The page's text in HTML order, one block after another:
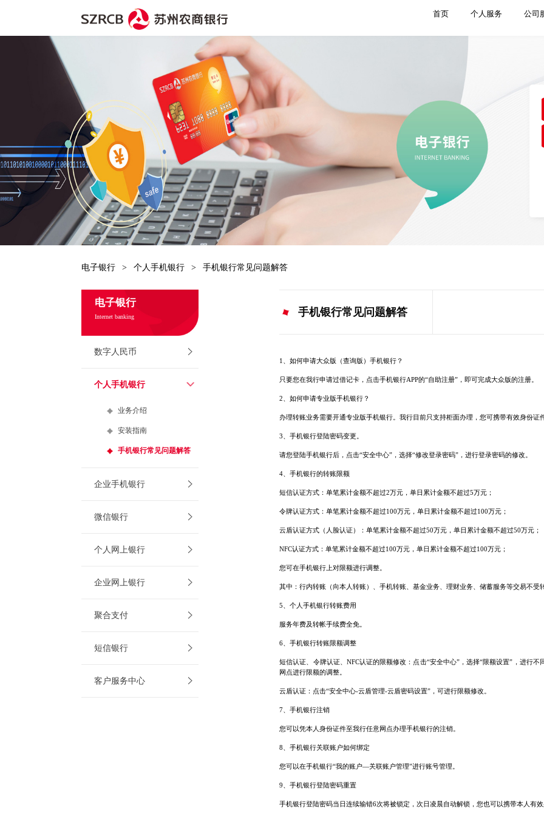
首页 个人服务 公司
电子银行 > 个人手机银行 > 手机银行常见问题解答
电子银行
Internet banking
数字人民币
个人手机银行
业务介绍
安装指南
手机银行常见问题解答
企业手机银行
微信银行
个人网上银行
企业网上银行
聚合支付
短信银行
客户服务中心
手机银行常见问题解答
1、如何申请大众版（查询版）手机银行？
只要您在我行申请过借记卡，点击手机银行APP的“自助注册”，即可完成大众版的注册。
2、如何申请专业版手机银行？
办理转账业务需要开通专业版手机银行。我行目前只支持柜面办理，您可携带有效身份证
3、手机银行登陆密码变更。
请您登陆手机银行后，点击“安全中心”，选择“修改登录密码”，进行登录密码的修改。
4、手机银行的转账限额
短信认证方式：单笔累计金额不超过2万元，单日累计金额不超过5万元；
令牌认证方式：单笔累计金额不超过100万元，单日累计金额不超过100万元；
云盾认证方式（人脸认证）：单笔累计金额不超过50万元，单日累计金额不超过50万元；
NFC认证方式：单笔累计金额不超过100万元，单日累计金额不超过100万元；
您可在手机银行上对限额进行调整。
其中：行内转账（向本人转账）、手机转账、基金业务、理财业务、储蓄服务等交易不受
5、个人手机银行转账费用
服务年费及转帐手续费全免。
6、手机银行转账限额调整
短信认证、令牌认证、NFC认证的限额修改：点击“安全中心”，选择“限额设置”，进行
网点进行限额的调整。
云盾认证：点击“安全中心-云盾管理-云盾密码设置”，可进行限额修改。
7、手机银行注销
您可以凭本人身份证件至我行任意网点办理手机银行的注销。
8、手机银行关联账户如何绑定
您可以在手机银行“我的账户—关联账户管理”进行账号管理。
9、手机银行登陆密码重置
手机银行登陆密码当日连续输错6次将被锁定，次日凌晨自动解锁，您也可以携带本人有